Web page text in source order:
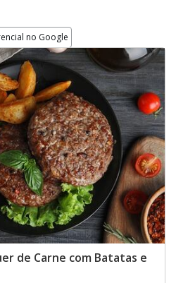
no Google
de Carne com Batatas e